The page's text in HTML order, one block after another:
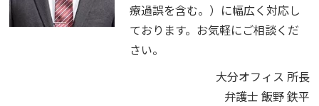
療過誤を含む。）に幅広く対応し
ております。お気軽にご相談くだ
さい。
大分オフィス 所長
弁護士 飯野 鉄平